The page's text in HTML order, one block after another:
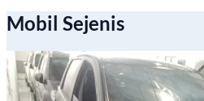
Mobil Sejenis